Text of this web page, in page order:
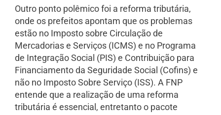
Outro ponto polêmico foi a reforma tributária,
onde os prefeitos apontam que os problemas
estão no Imposto sobre Circulação de
Mercadorias e Serviços (ICMS) e no Programa
de Integração Social (PIS) e Contribuição para
Financiamento da Seguridade Social (Cofins) e
não no Imposto Sobre Serviço (ISS). A FNP
entende que a realização de uma reforma
tributária é essencial, entretanto o pacote